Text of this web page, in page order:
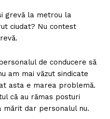
grevă la metrou la
ciudat? Nu contest
de conducere să
am mai văzut sindicate
asta e marea problemă.
că au rămas posturi
mărit dar personalul nu.